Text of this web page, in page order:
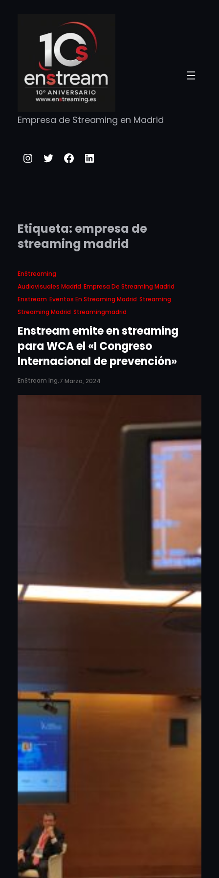
contenido
Empresa de Streaming en Madrid
Instagram
TwitterFacebook
LinkedIn
Etiqueta: empresa de
streaming madrid
EnStreaming
Audiovisuales Madrid Empresa De Streaming Madrid
Enstream Eventos En Streaming Madrid Streaming
Streaming Madrid Streamingmadrid
Enstream emite en streaming
para WCA el «I Congreso
Internacional de prevención»
EnStream Ing.7 Marzo, 2024